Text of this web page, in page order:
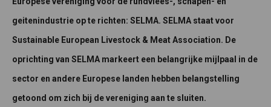
geitenindustrie op te richten: SELMA. SELMA staat voor
Sustainable European Livestock & Meat Association. De
oprichting van SELMA markeert een belangrijke mijlpaal in de
sector en andere Europese landen hebben belangstelling
getoond om zich bij de vereniging aan te sluiten.